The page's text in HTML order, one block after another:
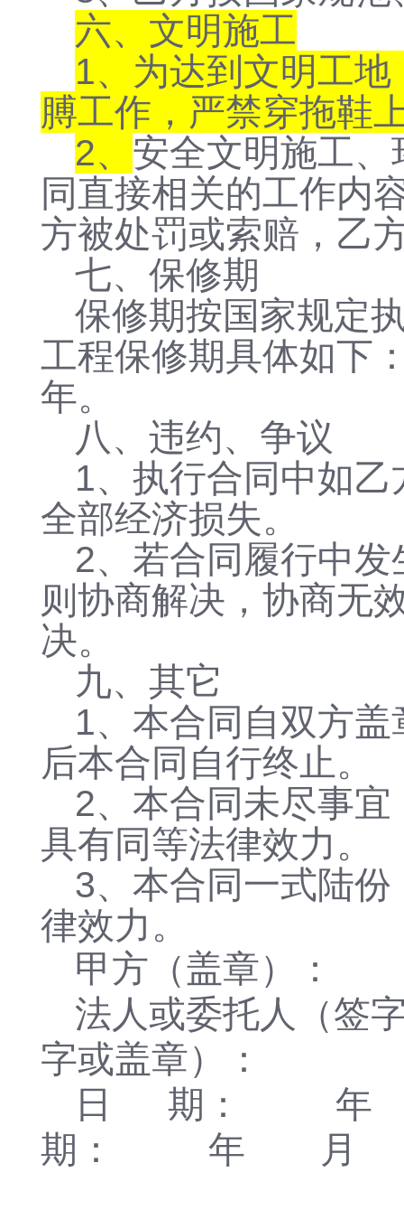
六、文明施工
1、为达到文明工
膊工作，严禁穿拖鞋
2、 安全文明施工
同直接相关的工作内
方被处罚或索赔，乙
七、保修期
保修期按国家规定
工程保修期具体如下
年。
八、违约、争议
1、执行合同中如
全部经济损失。
2、若合同履行中
则协商解决，协商无
决。
九、其它
1、本合同自双方
后本合同自行终止。
2、本合同未尽事
具有同等法律效力。
3、本合同一式陆
律效力。
甲方（盖章）：
法人或委托人（签
字或盖章）：
日
期：
年
期：
年 月